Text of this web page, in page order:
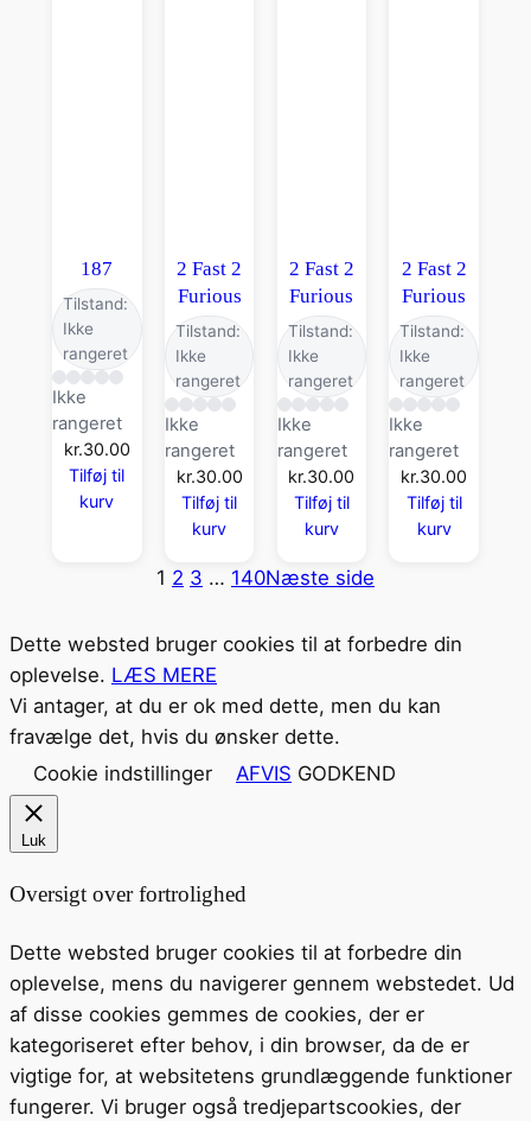
187
Tilstand:
Ikke
rangeret
Ikke
rangeret
kr.30.00
Tilføj til
kurv
2 Fast 2
Furious
Tilstand:
Ikke
rangeret
Ikke
rangeret
kr.30.00
Tilføj til
kurv
2 Fast 2
Furious
Tilstand:
Ikke
rangeret
Ikke
rangeret
kr.30.00
Tilføj til
kurv
2 Fast 2
Furious
Tilstand:
Ikke
rangeret
Ikke
rangeret
kr.30.00
Tilføj til
kurv
1 2 3 … 140Næste side
Dette websted bruger cookies til at forbedre din
oplevelse. LÆS MERE
Vi antager, at du er ok med dette, men du kan
fravælge det, hvis du ønsker dette.
Cookie indstillinger
AFVIS GODKEND
Luk
Oversigt over fortrolighed
Dette websted bruger cookies til at forbedre din
oplevelse, mens du navigerer gennem webstedet. Ud
af disse cookies gemmes de cookies, der er
kategoriseret efter behov, i din browser, da de er
vigtige for, at websitetens grundlæggende funktioner
fungerer. Vi bruger også tredjepartscookies, der